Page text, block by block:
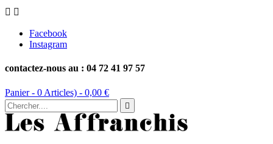
 
Facebook
Instagram
contactez-nous au : 04 72 41 97 57
Panier - 0 Articles) - 0,00 €
